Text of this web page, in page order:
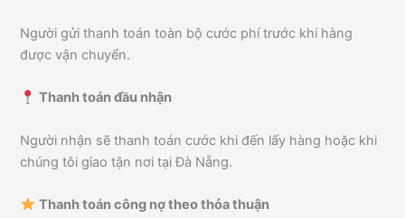
Người gửi thanh toán toàn bộ cước phí trước khi hàng
được vận chuyển.
Thanh toán đầu nhận
Người nhận sẽ thanh toán cước khi đến lấy hàng hoặc khi
chúng tôi giao tận nơi tại Đà Nẵng.
Thanh toán công nợ theo thỏa thuận